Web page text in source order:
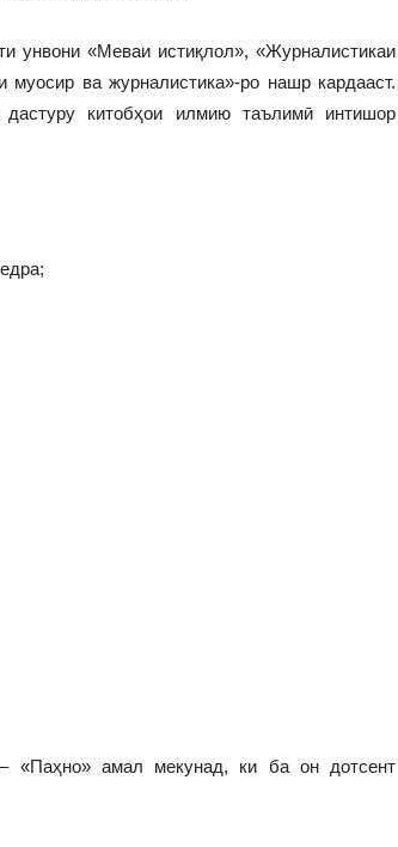
унвони «Меваи истиқлол», «Журналистикаи
ва журналистика»-ро нашр кардааст.
китобҳои илмию таълимӣ интишор
«Паҳно» амал мекунад, ки ба он дотсент